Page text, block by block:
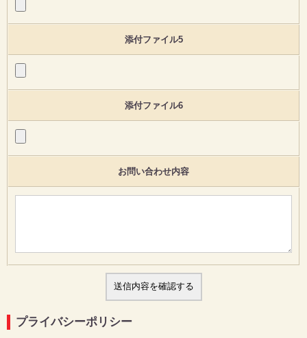
添付ファイル5
添付ファイル6
お問い合わせ内容
プライバシーポリシー